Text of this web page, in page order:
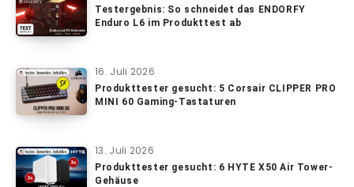
Testergebnis: So schneidet das ENDORFY
Enduro L6 im Produkttest ab
16. Juli 2026
Produkttester gesucht: 5 Corsair CLIPPER PRO
MINI 60 Gaming-Tastaturen
13. Juli 2026
Produkttester gesucht: 6 HYTE X50 Air Tower-
Gehäuse